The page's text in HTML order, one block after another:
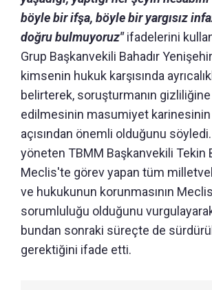
böyle bir ifşa, böyle bir yargısız
doğru bulmuyoruz"ifadelerini
Grup Başkanvekili Bahadır
kimsenin hukuk karşısında
belirterek, soruşturmanın
edilmesinin masumiyet karinesinin
açısından önemli olduğunu
yöneten TBMM Başkanvekili Tekin
Meclis'te görev yapan tüm
ve hukukunun korunmasının
sorumluluğu olduğunu
bundan sonraki süreçte de
gerektiğini ifade etti.